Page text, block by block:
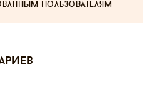
пользователям